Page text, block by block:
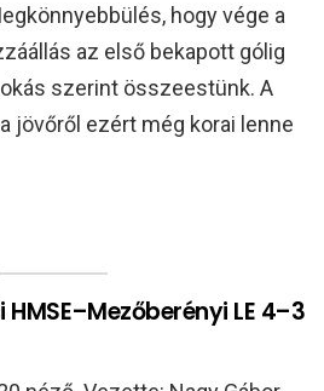
hogy vége a
az első bekapott gólig
szerint összeestünk. A
jövőről ezért még korai lenne
LE 4–3